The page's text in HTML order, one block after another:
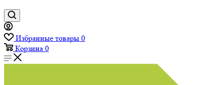
Избранные товары 0
Корзина 0